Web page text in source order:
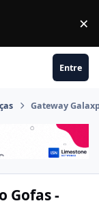
×
Entre
Gateway
Gofas -